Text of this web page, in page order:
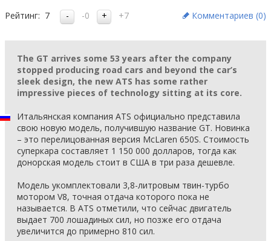
Рейтинг: 7 -0 +7 Комментариев (0)
The GT arrives some 53 years after the company
stopped producing road cars and beyond the car’s
sleek design, the new ATS has some rather
impressive pieces of technology sitting at its core.
Итальянская компания ATS официально представила
свою новую модель, получившую название GT. Новинка
– это перелицованная версия McLaren 650S. Стоимость
суперкара составляет 1 150 000 долларов, тогда как
донорская модель стоит в США в три раза дешевле.
Модель укомплектовали 3,8-литровым твин-турбо
мотором V8, точная отдача которого пока не
называется. В ATS отметили, что сейчас двигатель
выдает 700 лошадиных сил, но позже его отдача
увеличится до примерно 810 сил.